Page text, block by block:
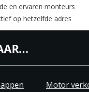
en ervaren monteurs
op hetzelfde adres
Motor